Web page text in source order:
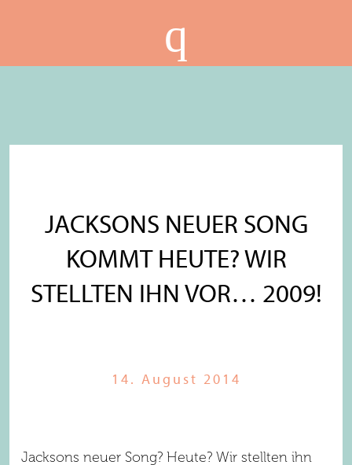
JACKSONS NEUER SONG
KOMMT HEUTE? WIR
STELLTEN IHN VOR… 2009!
14. August 2014
Jacksons neuer Song? Heute? Wir stellten ihn